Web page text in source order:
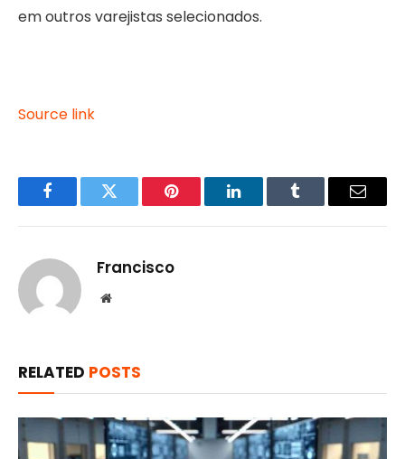
em outros varejistas selecionados.
Source link
FacebookTwitter Pinterest LinkedInTumblr Email
Francisco
Website
RELATED POSTS